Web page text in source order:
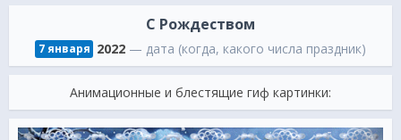
С Рождеством
7 января 2022 — дата (когда, какого числа праздник)
Анимационные и блестящие гиф картинки: